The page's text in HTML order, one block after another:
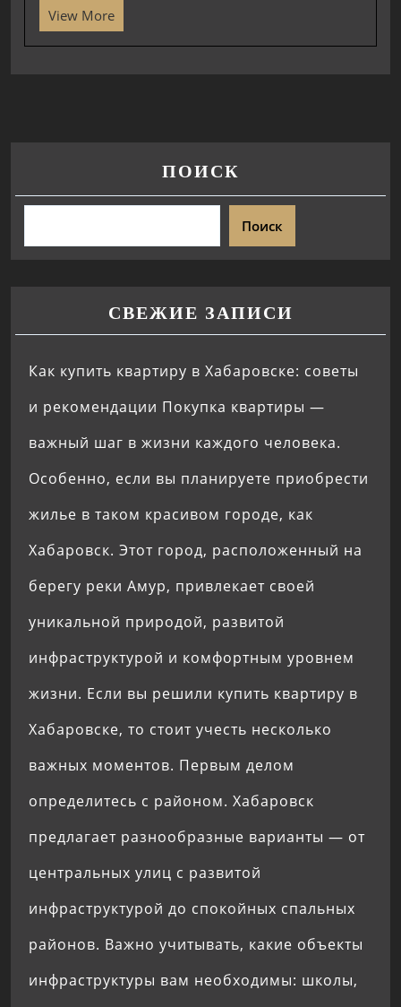
View More
ПОИСК
Поиск
СВЕЖИЕ ЗАПИСИ
Как купить квартиру в Хабаровске: советы
и рекомендации Покупка квартиры —
важный шаг в жизни каждого человека.
Особенно, если вы планируете приобрести
жилье в таком красивом городе, как
Хабаровск. Этот город, расположенный на
берегу реки Амур, привлекает своей
уникальной природой, развитой
инфраструктурой и комфортным уровнем
жизни. Если вы решили купить квартиру в
Хабаровске, то стоит учесть несколько
важных моментов. Первым делом
определитесь с районом. Хабаровск
предлагает разнообразные варианты — от
центральных улиц с развитой
инфраструктурой до спокойных спальных
районов. Важно учитывать, какие объекты
инфраструктуры вам необходимы: школы,